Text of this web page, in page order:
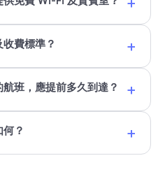
費標準？ +
班，應提前多久到達？ +
？ +